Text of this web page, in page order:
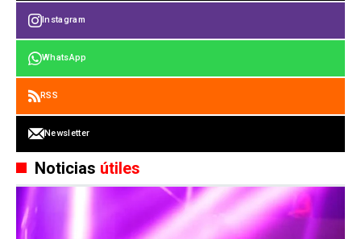
Instagram
WhatsApp
RSS
Newsletter
Noticias útiles